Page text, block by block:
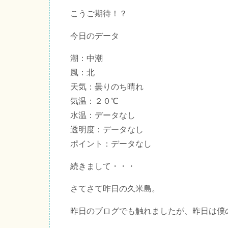
こうご期待！？
今日のデータ
潮：中潮
風：北
天気：曇りのち晴れ
気温：２０℃
水温：データなし
透明度：データなし
ポイント：データなし
続きまして・・・
さてさて昨日の久米島。
昨日のブログでも触れましたが、昨日は僕